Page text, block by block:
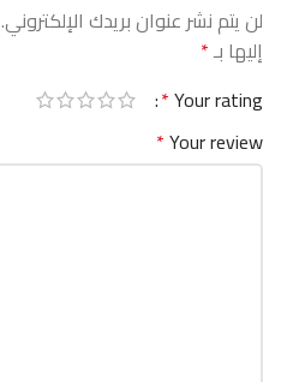
لن يتم نشر عنوان بريدك الإلكتروني.
إليها بـ*
Your rating
*
Your review
*